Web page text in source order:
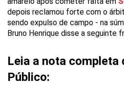
depois reclamou forte com o
sendo expulso de campo - na
Bruno Henrique disse a seguinte
Leia a nota
Público: